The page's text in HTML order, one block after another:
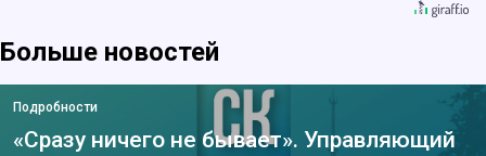
Больше новостей
Подробности
«Сразу ничего не бывает». Управляющий